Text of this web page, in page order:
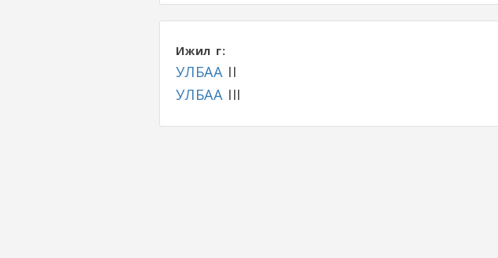
Ижил үг:
УЛБАА II
УЛБАА III